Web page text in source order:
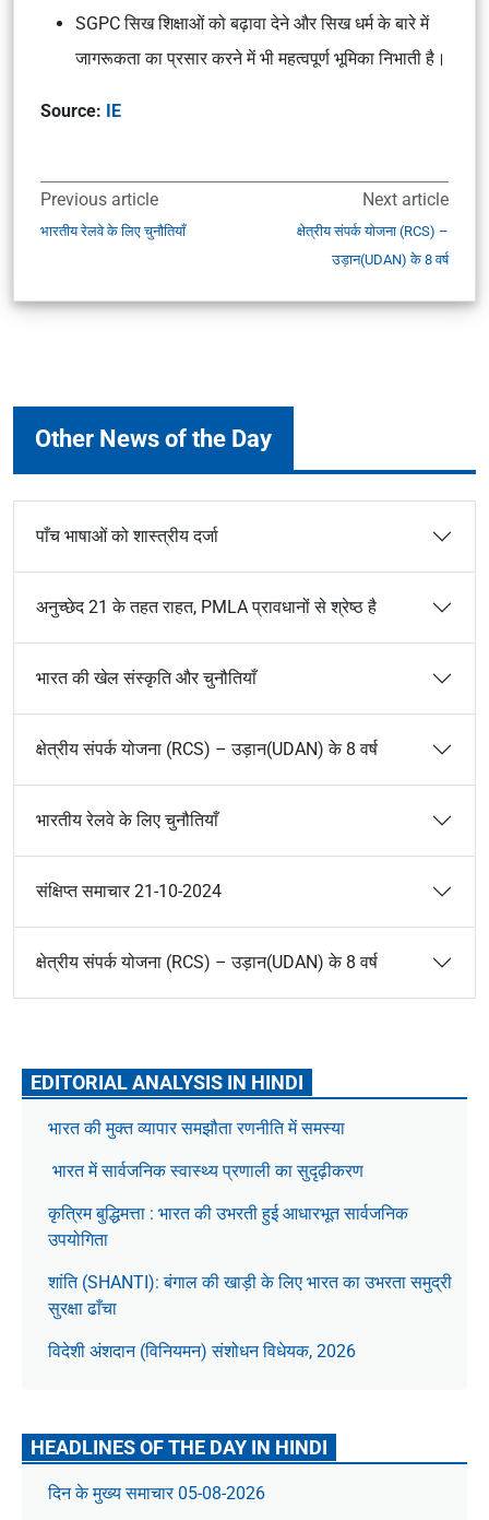
SGPC सिख शिक्षाओं को बढ़ावा देने और सिख धर्म के बारे में
जागरूकता का प्रसार करने में भी महत्वपूर्ण भूमिका निभाती है।
Source: IE
Previous article
भारतीय रेलवे के लिए चुनौतियाँ
Next article
क्षेत्रीय संपर्क योजना (RCS) –
उड़ान(UDAN) के 8 वर्ष
Other News of the Day
पाँच भाषाओं को शास्त्रीय दर्जा
अनुच्छेद 21 के तहत राहत, PMLA प्रावधानों से श्रेष्ठ है
भारत की खेल संस्कृति और चुनौतियाँ
क्षेत्रीय संपर्क योजना (RCS) – उड़ान(UDAN) के 8 वर्ष
भारतीय रेलवे के लिए चुनौतियाँ
संक्षिप्त समाचार 21-10-2024
क्षेत्रीय संपर्क योजना (RCS) – उड़ान(UDAN) के 8 वर्ष
EDITORIAL ANALYSIS IN HINDI
भारत की मुक्त व्यापार समझौता रणनीति में समस्या
भारत में सार्वजनिक स्वास्थ्य प्रणाली का सुदृढ़ीकरण
कृत्रिम बुद्धिमत्ता : भारत की उभरती हुई आधारभूत सार्वजनिक
उपयोगिता
शांति (SHANTI): बंगाल की खाड़ी के लिए भारत का उभरता समुद्री
सुरक्षा ढाँचा
विदेशी अंशदान (विनियमन) संशोधन विधेयक, 2026
HEADLINES OF THE DAY IN HINDI
दिन के मुख्य समाचार 05-08-2026